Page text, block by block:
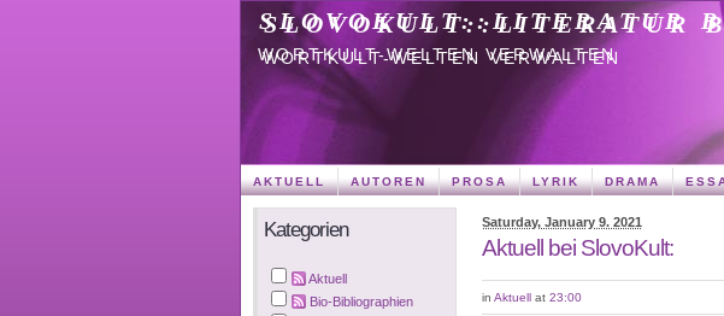
SLOVOKULT::LITERATUR
WORTKULT-WELTEN VERWALTEN
AKTUELL AUTOREN PROSA LYRIK DRAMA
Kategorien
Aktuell
Bio-Bibliographien
Saturday, January 9. 2021
Aktuell bei SlovoKult:
in Aktuellat 23:00